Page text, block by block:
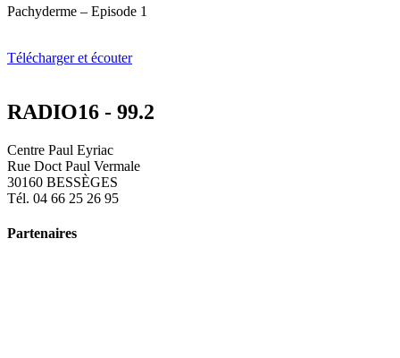
Pachyderme – Episode 1
Télécharger et écouter
RADIO16 - 99.2
Centre Paul Eyriac
Rue Doct Paul Vermale
30160 BESSÈGES
Tél. 04 66 25 26 95
Partenaires